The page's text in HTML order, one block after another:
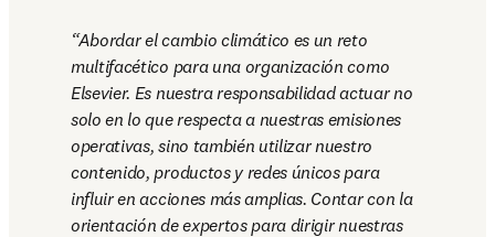
Abordar el cambio climático es un reto
multifacético para una organización como
Elsevier. Es nuestra responsabilidad actuar no
solo en lo que respecta a nuestras emisiones
operativas, sino también utilizar nuestro
contenido, productos y redes únicos para
influir en acciones más amplias. Contar con la
orientación de expertos para dirigir nuestras